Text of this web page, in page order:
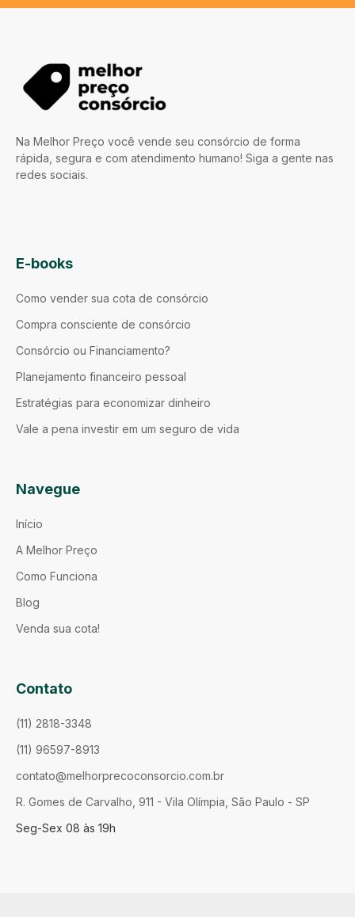
Na Melhor Preço você vende seu consórcio de forma
rápida, segura e com atendimento humano! Siga a gente nas
redes sociais.
E-books
Como vender sua cota de consórcio
Compra consciente de consórcio
Consórcio ou Financiamento?
Planejamento financeiro pessoal
Estratégias para economizar dinheiro
Vale a pena investir em um seguro de vida
Navegue
Início
A Melhor Preço
Como Funciona
Blog
Venda sua cota!
Contato
(11) 2818-3348
(11) 96597-8913
contato@melhorprecoconsorcio.com.br
R. Gomes de Carvalho, 911 - Vila Olímpia, São Paulo - SP
Seg-Sex 08 às 19h